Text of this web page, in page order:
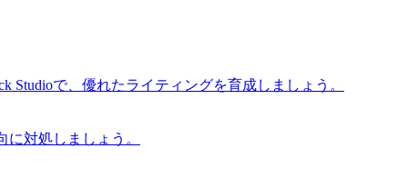
で、優れたライティングを育成しましょう。
対処しましょう。